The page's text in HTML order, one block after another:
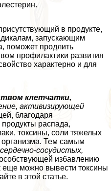
в продукте,
запускающим
поможет продлить
профилактики развития
хаpaктерно и для
клетчатки,
активизирующей
благодаря
распада,
токсины, соли тяжелых
организма. Тем самым
сердечно-сосудистых,
избавлению
еще можно вывести токсины
в этой статье.